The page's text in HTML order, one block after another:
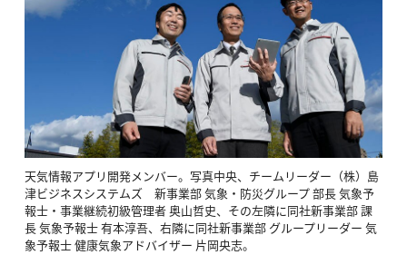
天気情報アプリ開発メンバー。写真中央、チームリーダー（株）島
津ビジネスシステムズ 新事業部 気象・防災グループ 部長 気象予
報士・事業継続初級管理者 奥山哲史、その左隣に同社新事業部 課
長 気象予報士 有本淳吾、右隣に同社新事業部 グループリーダー 気
象予報士 健康気象アドバイザー 片岡央志。